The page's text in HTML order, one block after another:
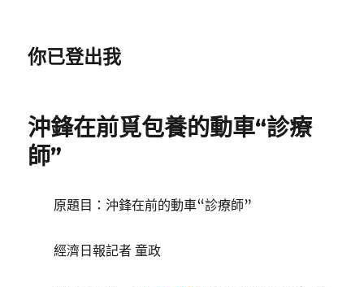
你已登出我
沖鋒在前覓包養的動車“診療
師”
原題目：沖鋒在前的動車“診療師”
經濟日報記者 童政